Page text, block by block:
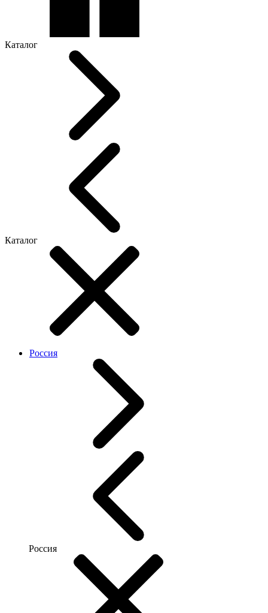
Каталог
Каталог
Россия
Россия